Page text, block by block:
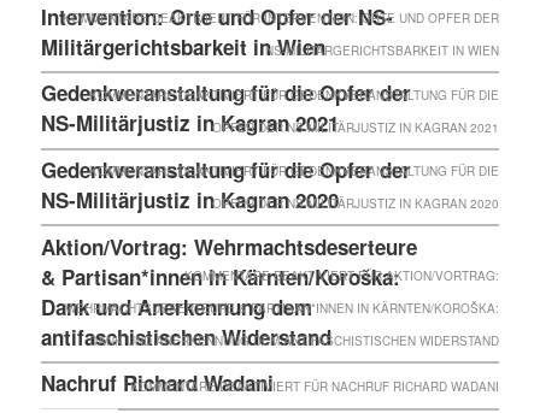
Intervention: Orte und Opfer der NS-
Militärgerichtsbarkeit in Wien
KOMMENTARE DEAKTIVIERTFÜR INTERVENTION: ORTE UND OPFER DER
NS-MILITÄRGERICHTSBARKEIT IN WIEN
Gedenkveranstaltung für die Opfer der
NS-Militärjustiz in Kagran 2021
KOMMENTARE DEAKTIVIERTFÜR GEDENKVERANSTALTUNG FÜR DIE
OPFER DER NS-MILITÄRJUSTIZ IN KAGRAN 2021
Gedenkveranstaltung für die Opfer der
NS-Militärjustiz in Kagran 2020
KOMMENTARE DEAKTIVIERTFÜR GEDENKVERANSTALTUNG FÜR DIE
OPFER DER NS-MILITÄRJUSTIZ IN KAGRAN 2020
Aktion/Vortrag: Wehrmachtsdeserteure
& Partisan*innen in Kärnten/Koroška:
Dank und Anerkennung dem
antifaschistischen Widerstand
KOMMENTARE DEAKTIVIERTFÜR AKTION/VORTRAG:
WEHRMACHTSDESERTEURE & PARTISAN*INNEN IN KÄRNTEN/KOROŠKA:
DANK UND ANERKENNUNG DEM ANTIFASCHISTISCHEN WIDERSTAND
Nachruf Richard Wadani
KOMMENTARE DEAKTIVIERTFÜR NACHRUF RICHARD WADANI